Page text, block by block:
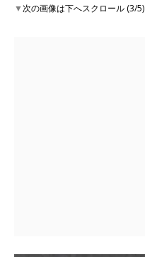
▼次の画像は下へスクロール (3/5)